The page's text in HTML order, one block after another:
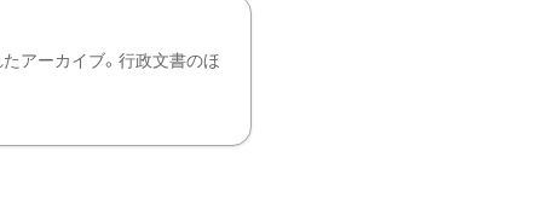
アーカイブ。行政文書のほ